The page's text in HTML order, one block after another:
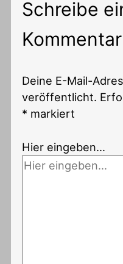
Schreibe
Kommentar
Deine E-Mail-
veröffentlicht.
* markiert
Hier eingeben…